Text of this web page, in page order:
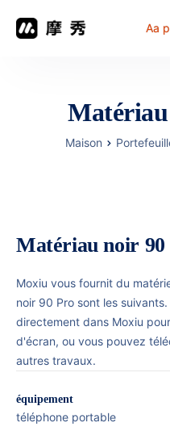
Aa
document
Maison
Matériau noir 90
Moxiu vous fournit du
noir 90 Pro sont les
directement dans Moxiu
d'écran, ou vous pouvez
autres travaux.
équipement
téléphone portable